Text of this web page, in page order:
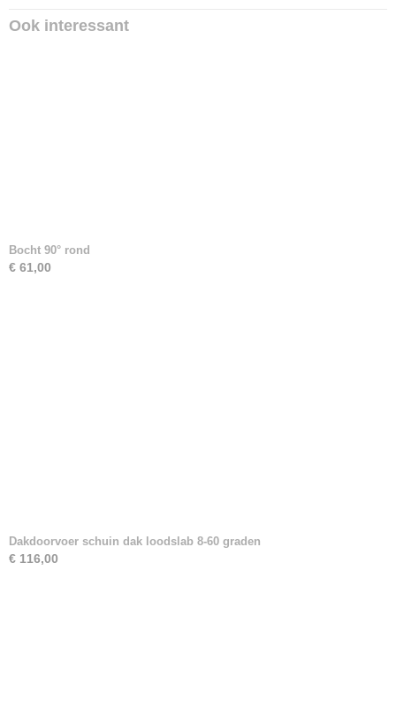
Ook interessant
Bocht 90° rond
€ 61,00
Dakdoorvoer schuin dak loodslab 8-60 graden
€ 116,00